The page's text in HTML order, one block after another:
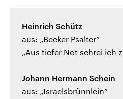
Heinrich Schütz
aus: „Becker Psalter”
„Aus tiefer Not schrei ich
Johann Hermann Schein
aus: „Israelsbrünnlein”